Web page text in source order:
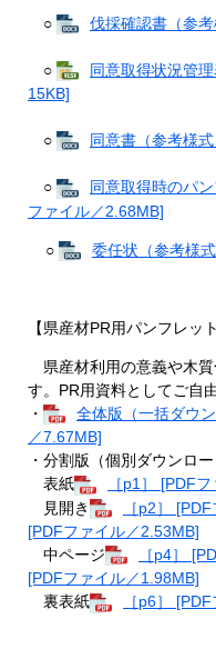
○ 伐採確認書（参
○
同意取得状況管
15KB]
○ 同意書（参考様
○
同意取得時のパ
ファイル／2.68MB]
○ 委任状（参考様
【県産材PR用パンフレッ
県産材利用の意義や木質
す。PR用資料としてご自
・
全体版（一括ダウ
／7.67MB]
・分割版（個別ダウンロー
表紙
［p1］ [PDF
見開き
［p2］
[PDFファイル／2.53MB]
中ページ
［p4］
[PDFファイル／1.98MB]
裏表紙
［p6］